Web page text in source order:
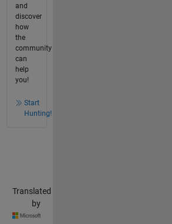
and
discover
how
the
community
can
help
you!
Start
Hunting!
Translated
by